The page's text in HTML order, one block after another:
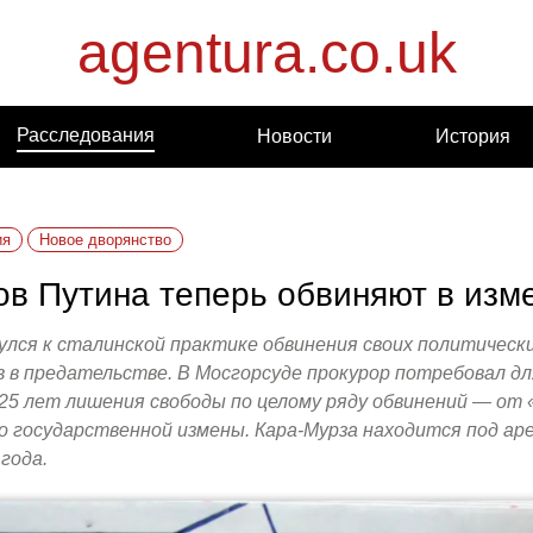
agentura.co.uk
Расследования Новости История
Новое дворянство
Путина теперь обвиняют в
к сталинской практике обвинения своих
в предательстве. В Мосгорсуде прокурор потребовал
лет лишения свободы по целому ряду обвинений — от
государственной измены. Кара-Мурза находится под